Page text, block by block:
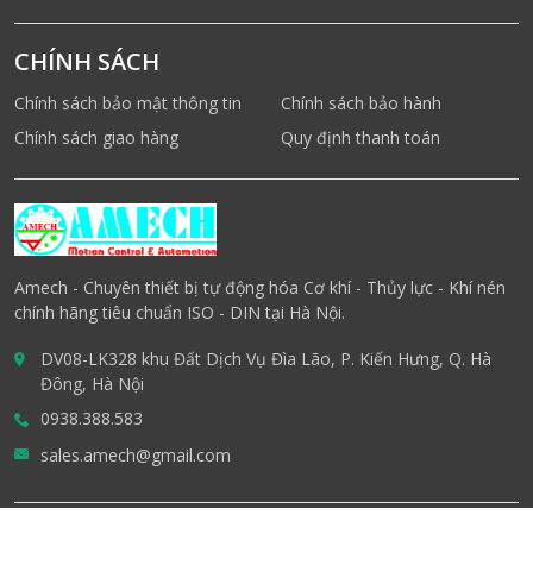
CHÍNH SÁCH
Chính sách bảo mật thông tin
Chính sách bảo hành
Chính sách giao hàng
Quy định thanh toán
Amech - Chuyên thiết bị tự động hóa Cơ khí - Thủy lực - Khí nén
chính hãng tiêu chuẩn ISO - DIN tại Hà Nội.
DV08-LK328 khu Đất Dịch Vụ Đìa Lão, P. Kiến Hưng, Q. Hà
Đông, Hà Nội
0938.388.583
sales.amech@gmail.com